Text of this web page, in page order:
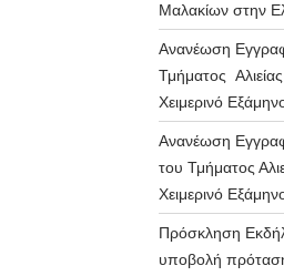
Μαλακίων στην
Ανανέωση
Τμήματος
Χειμερινό
Ανανέωση
του Τμήματος
Χειμερινό
Πρόσκληση
υποβολή